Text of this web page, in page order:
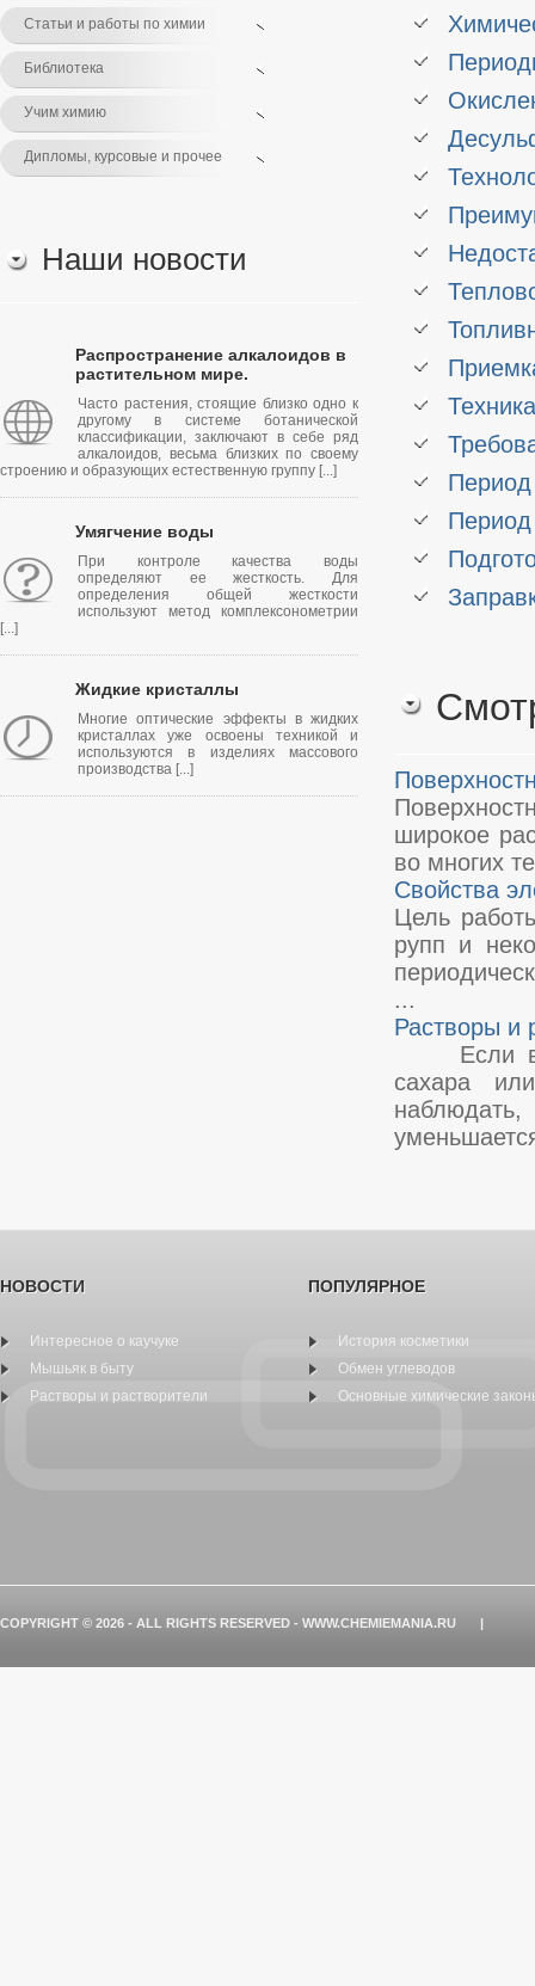
Статьи и работы по химии
Библиотека
Учим химию
Дипломы, курсовые и прочее
Наши новости
Распространение алкалоидов в
растительном мире.
Часто растения, стоящие близко одно к
другому в системе ботанической
классификации, заключают в себе ряд
алкалоидов, весьма близких по своему
строению и образующих естественную группу [...]
Умягчение воды
При контроле качества воды
определяют ее жесткость. Для
определения общей жесткости
используют метод комплексонометрии
[...]
Жидкие кристаллы
Многие оптические эффекты в жидких
кристаллах уже освоены техникой и
используются в изделиях массового
производства [...]
Период
широкое
во многих
Свойства
Цель
рупп и
...
Растворы и
Если в
сахара
НОВОСТИ
Интересное о каучуке
Мышьяк в быту
Растворы и растворители
ПОПУЛЯРНОЕ
История косметики
Обмен углеводов
Основные химические
COPYRIGHT © 2026 - ALL RIGHTS RESERVED - WWW.CHEMIEMANIA.RU |